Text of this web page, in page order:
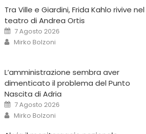
Tra Ville e Giardini, Frida Kahlo rivive nel
teatro di Andrea Ortis
7 Agosto 2026
Mirko Bolzoni
L’amministrazione sembra aver
dimenticato il problema del Punto
Nascita di Adria
7 Agosto 2026
Mirko Bolzoni